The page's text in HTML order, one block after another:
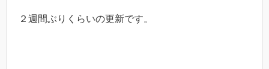
２週間ぶりくらいの更新です。